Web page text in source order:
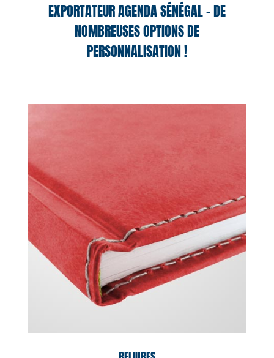
EXPORTATEUR AGENDA SÉNÉGAL – DE
NOMBREUSES OPTIONS DE
PERSONNALISATION !